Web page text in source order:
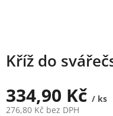
Kříž do
334,90 Kč / ks
276,80 Kč bez DPH